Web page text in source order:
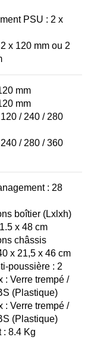
PSU : 2 x
x 120 mm ou 2
mm
mm
/ 240 / 280
/ 280 / 360
: 28
boîtier (Lxlxh)
x 48 cm
châssis
x 21,5 x 46 cm
poussière : 2
: Verre trempé /
(Plastique)
: Verre trempé /
(Plastique)
: 8.4 Kg